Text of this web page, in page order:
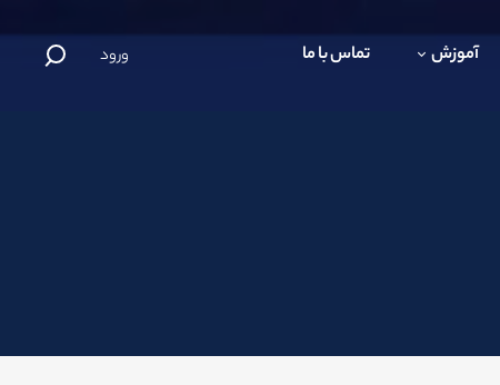
آموزش تماس با ما ورود